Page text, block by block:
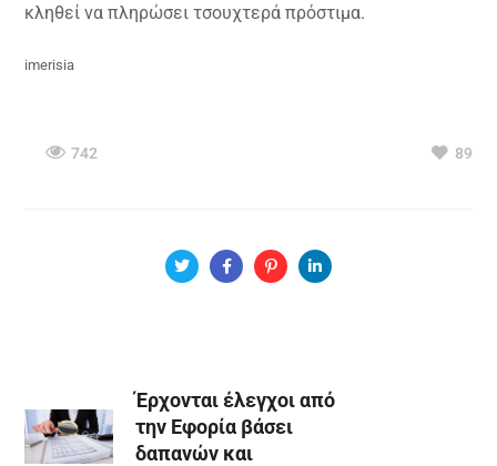
κληθεί να πληρώσει τσουχτερά πρόστιμα.
imerisia
742 89
Έρχονται έλεγχοι από
την Εφορία βάσει
δαπανών και